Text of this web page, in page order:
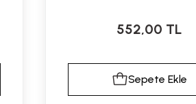
552,00 TL
Sepete Ekle